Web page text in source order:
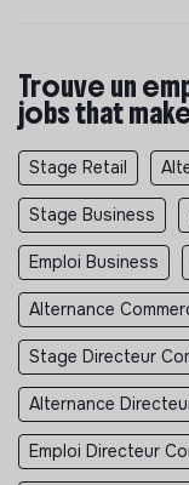
Trouve un
jobs that
Stage Retail
Stage Business
Emploi Business
Alternance
Stage Directeur
Alternance
Emploi Directeur